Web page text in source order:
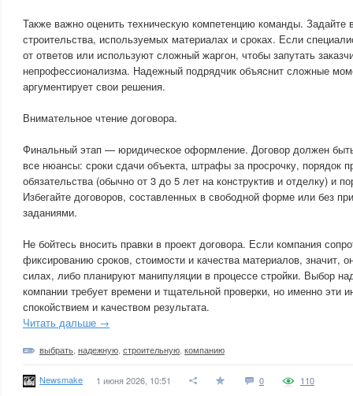
Также важно оценить техническую компетенцию команды. Задайте
строительства, используемых материалах и сроках. Если
от ответов или используют сложный жаргон, чтобы запутать
непрофессионализма. Надежный подрядчик объяснит сложные
аргументирует свои решения.
Внимательное чтение договора.
Финальный этап — юридическое оформление. Договор должен
все нюансы: сроки сдачи объекта, штрафы за просрочку, порядок
обязательства (обычно от 3 до 5 лет на конструктив и отделку) и
Избегайте договоров, составленных в свободной форме или без
заданиями.
Не бойтесь вносить правки в проект договора. Если компания
фиксированию сроков, стоимости и качества материалов, значит,
силах, либо планируют манипуляции в процессе стройки. Выбор
компании требует времени и тщательной проверки, но именно эти
спокойствием и качеством результата.
Читать дальше →
выбрать надежную строительную компанию
Newsmake 1 июня 2026, 10:51 0 110